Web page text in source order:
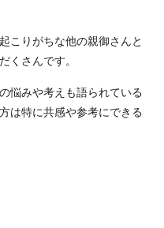
こりがちな他の親御さんと
くさんです。
悩みや考えも語られている
は特に共感や参考にできる